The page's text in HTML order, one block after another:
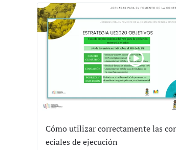
Cómo utilizar correctamente las
eciales de ejecución